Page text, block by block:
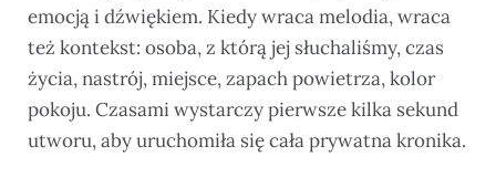
emocją i dźwiękiem. Kiedy wraca melodia, wraca
też kontekst: osoba, z którą jej słuchaliśmy, czas
życia, nastrój, miejsce, zapach powietrza, kolor
pokoju. Czasami wystarczy pierwsze kilka sekund
utworu, aby uruchomiła się cała prywatna kronika.